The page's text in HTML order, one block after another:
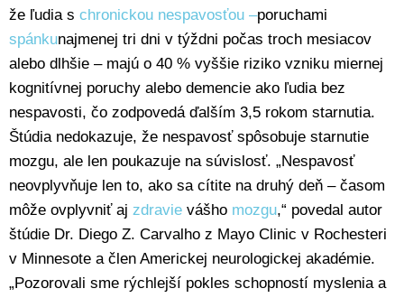
že ľudia s chronickou nespavosťou –poruchami
spánkunajmenej tri dni v týždni počas troch mesiacov
alebo dlhšie – majú o 40 % vyššie riziko vzniku miernej
kognitívnej poruchy alebo demencie ako ľudia bez
nespavosti, čo zodpovedá ďalším 3,5 rokom starnutia.
Štúdia nedokazuje, že nespavosť spôsobuje starnutie
mozgu, ale len poukazuje na súvislosť. „Nespavosť
neovplyvňuje len to, ako sa cítite na druhý deň – časom
môže ovplyvniť aj zdravie vášho mozgu,“ povedal autor
štúdie Dr. Diego Z. Carvalho z Mayo Clinic v Rochesteri
v Minnesote a člen Americkej neurologickej akadémie.
„Pozorovali sme rýchlejší pokles schopností myslenia a